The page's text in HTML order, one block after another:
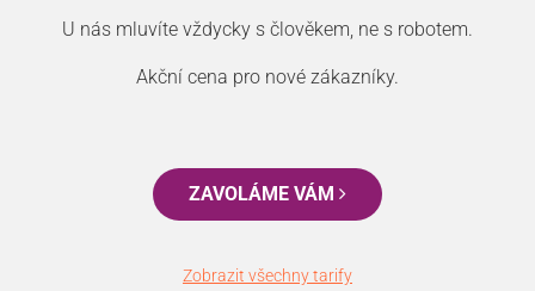
U nás mluvíte vždycky s člověkem, ne s robotem.
Akční cena pro nové zákazníky.
ZAVOLÁME VÁM
Zobrazit všechny tarify